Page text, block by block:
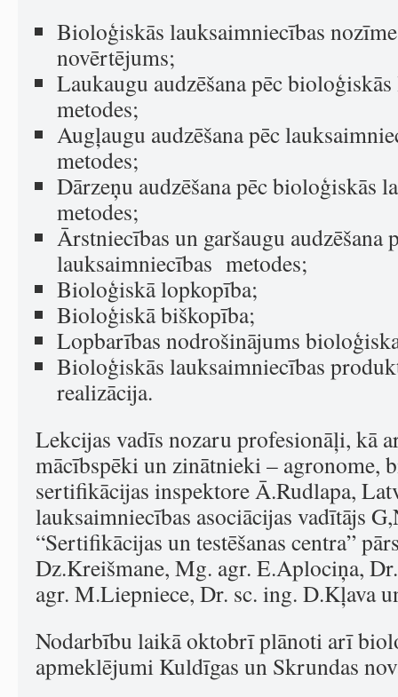
Bioloģiskās lauksaimniecības
novērtējums;
Laukaugu audzēšana pēc
metodes;
Augļaugu audzēšana pēc
metodes;
Dārzeņu audzēšana pēc bioloģiskās
metodes;
Ārstniecības un garšaugu audzēšana
lauksaimniecības metodes;
Bioloģiskā lopkopība;
Bioloģiskā biškopība;
Lopbarības nodrošinājums
Bioloģiskās lauksaimniecības
realizācija.
Lekcijas vadīs nozaru profesionāļi, kā
mācībspēki un zinātnieki – agronome,
sertifikācijas inspektore Ā.Rudlapa,
lauksaimniecības asociācijas vadītājs
“Sertifikācijas un testēšanas centra”
Dz.Kreišmane, Mg. agr. E.Aplociņa,
agr. M.Liepniece, Dr. sc. ing. D.Kļava
Nodarbību laikā oktobrī plānoti arī
apmeklējumi Kuldīgas un Skrundas